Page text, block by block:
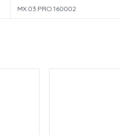
MX.03.PRO.160002